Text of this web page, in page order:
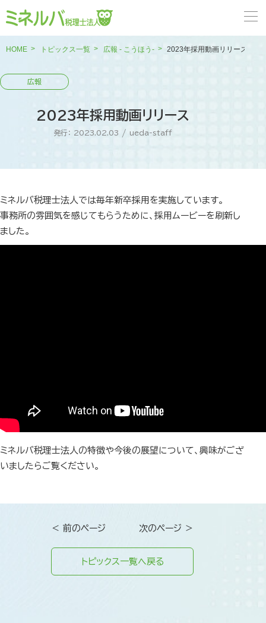
HOME トピックス一覧 広報 - こうほう- 2023年採用動画リリース
2023年採用動画リリース
発行： 2023.02.03 / ueda-staff
ミネルバ税理士法人では毎年新卒採用を実施しています。
事務所の雰囲気を感じてもらうために、採用ムービーを刷新し
ました。
ミネルバ税理士法人の特徴や今後の展望について、興味がござ
いましたらご覧ください。
＜ 前のページ 次のページ ＞
トピックス一覧へ戻る